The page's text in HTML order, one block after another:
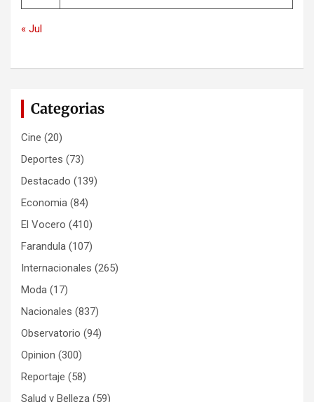
« Jul
Categorias
Cine (20)
Deportes (73)
Destacado (139)
Economia (84)
El Vocero (410)
Farandula (107)
Internacionales (265)
Moda (17)
Nacionales (837)
Observatorio (94)
Opinion (300)
Reportaje (58)
Salud y Belleza (59)